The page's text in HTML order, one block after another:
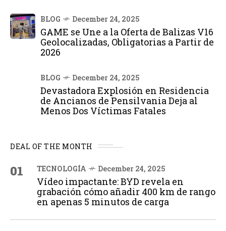
BLOG December 24, 2025
GAME se Une a la Oferta de Balizas V16
Geolocalizadas, Obligatorias a Partir de
2026
BLOG December 24, 2025
Devastadora Explosión en Residencia
de Ancianos de Pensilvania Deja al
Menos Dos Víctimas Fatales
DEAL OF THE MONTH
01 TECNOLOGÍA December 24, 2025
Vídeo impactante: BYD revela en
grabación cómo añadir 400 km de rango
en apenas 5 minutos de carga